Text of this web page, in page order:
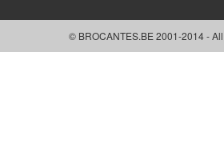
© BROCANTES.BE 2001-2014 -